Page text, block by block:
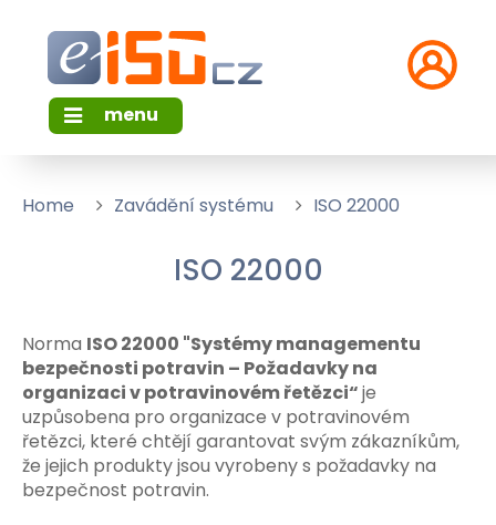
menu
Home Zavádění systému ISO 22000
ISO 22000
Norma ISO 22000 "Systémy managementu
bezpečnosti potravin – Požadavky na
organizaci v potravinovém řetězci“je
uzpůsobena pro organizace v potravinovém
řetězci, které chtějí garantovat svým zákazníkům,
že jejich produkty jsou vyrobeny s požadavky na
bezpečnost potravin.